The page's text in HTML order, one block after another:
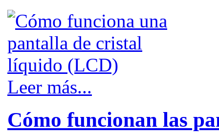
Leer más...
Cómo funcionan las